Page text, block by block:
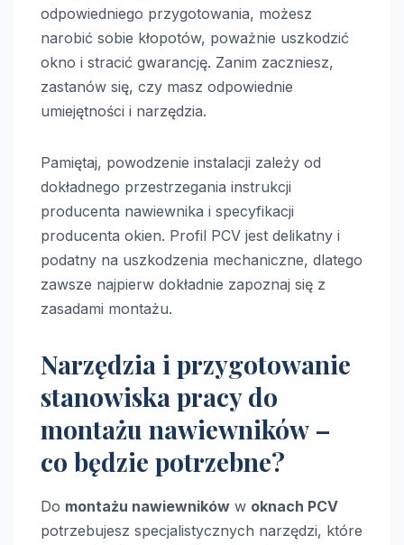
odpowiedniego przygotowania, możesz
narobić sobie kłopotów, poważnie uszkodzić
okno i stracić gwarancję. Zanim zaczniesz,
zastanów się, czy masz odpowiednie
umiejętności i narzędzia.
Pamiętaj, powodzenie instalacji zależy od
dokładnego przestrzegania instrukcji
producenta nawiewnika i specyfikacji
producenta okien. Profil PCV jest delikatny i
podatny na uszkodzenia mechaniczne, dlatego
zawsze najpierw dokładnie zapoznaj się z
zasadami montażu.
Narzędzia i przygotowanie
stanowiska pracy do
montażu nawiewników –
co będzie potrzebne?
Do montażu nawiewników w oknach PCV
potrzebujesz specjalistycznych narzędzi, które